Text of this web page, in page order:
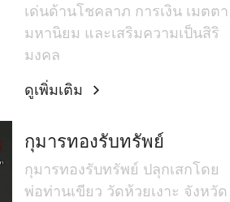
เด่นด้านโชคลาภ การเงิน เมตตา
มหานิยม และเสริมความเป็นสิริ
มงคล
ดูเพิ่มเติม
กุมารทองรับทรัพย์
กุมารทองรับทรัพย์ ปลุกเสกโดย
พ่อท่านเขียว วัดห้วยเงาะ จังหวัด